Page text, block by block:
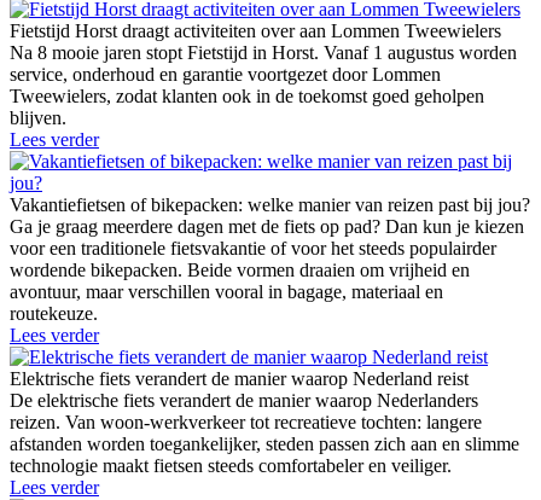
Fietstijd Horst draagt activiteiten over aan Lommen Tweewielers
Na 8 mooie jaren stopt Fietstijd in Horst. Vanaf 1 augustus worden
service, onderhoud en garantie voortgezet door Lommen
Tweewielers, zodat klanten ook in de toekomst goed geholpen
blijven.
Lees verder
Vakantiefietsen of bikepacken: welke manier van reizen past bij jou?
Ga je graag meerdere dagen met de fiets op pad? Dan kun je kiezen
voor een traditionele fietsvakantie of voor het steeds populairder
wordende bikepacken. Beide vormen draaien om vrijheid en
avontuur, maar verschillen vooral in bagage, materiaal en
routekeuze.
Lees verder
Elektrische fiets verandert de manier waarop Nederland reist
De elektrische fiets verandert de manier waarop Nederlanders
reizen. Van woon-werkverkeer tot recreatieve tochten: langere
afstanden worden toegankelijker, steden passen zich aan en slimme
technologie maakt fietsen steeds comfortabeler en veiliger.
Lees verder